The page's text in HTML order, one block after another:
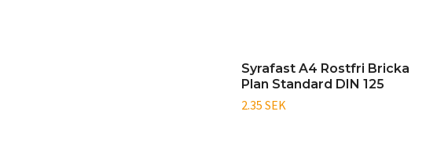
Syrafast A4 Rostfri Bricka
Plan Standard DIN 125
2.35 SEK